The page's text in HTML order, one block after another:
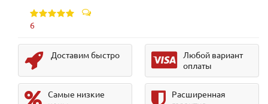
6
Доставим быстро
Любой вариант
оплаты
Самые низкие
Расширенная